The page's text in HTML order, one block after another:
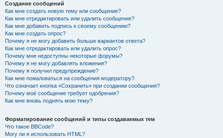
Создание сообщений
Как мне создать новую тему или сообщение?
Как мне отредактировать или удалить сообщение?
Как мне добавить подпись к своему сообщению?
Как мне создать опрос?
Почему я не могу добавить больше вариантов ответа?
Как мне отредактировать или удалить опрос?
Почему мне недоступны некоторые форумы?
Почему я не могу добавлять вложения?
Почему я получил предупреждение?
Как мне пожаловаться на сообщения модератору?
Что означает кнопка «Сохранить» при создании сообщения?
Почему моё сообщение требует одобрения?
Как мне вновь поднять мою тему?
Форматирование сообщений и типы создаваемых тем
Что такое BBCode?
Могу ли я использовать HTML?